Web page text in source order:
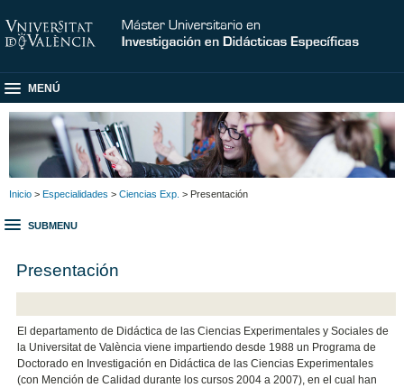
MENÚ
Inicio > Especialidades > Ciencias Exp. > Presentación
SUBMENU
Presentación
El departamento de Didáctica de las Ciencias Experimentales y Sociales de
la Universitat de València viene impartiendo desde 1988 un Programa de
Doctorado en Investigación en Didáctica de las Ciencias Experimentales
(con Mención de Calidad durante los cursos 2004 a 2007), en el cual han